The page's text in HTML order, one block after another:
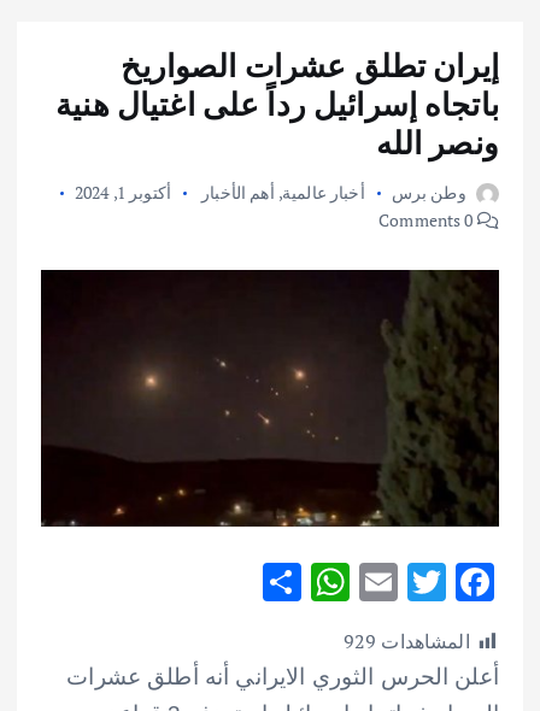
إيران تطلق عشرات الصواريخ
باتجاه إسرائيل رداً على اغتيال هنية
ونصر الله
وطن برس أخبار عالمية, أهم الأخبار
أكتوبر 1, 2024
F
ac
e
b
T
w
it
te
E
ai
l
W
at
s
ar
e
المشاهدات 929
أعلن الحرس الثوري الايراني أنه أطلق عشرات